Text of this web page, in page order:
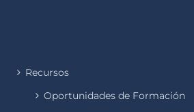
Recursos
Oportunidades de Formación